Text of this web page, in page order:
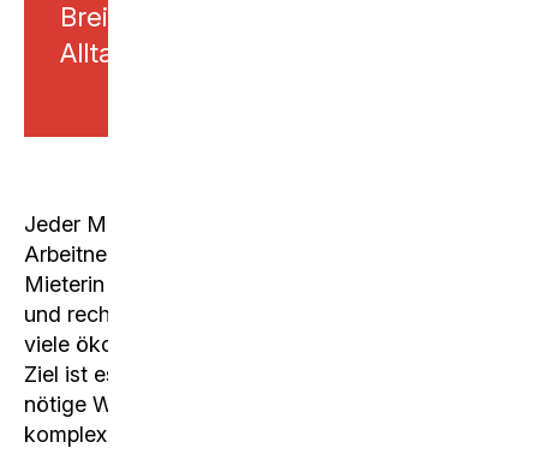
Breite und einen hohen
Alltagsbezug.
Jeder Mensch ist als Privatperson,
Arbeitnehmender, Steuerzahlerin, Eigentümer,
Mieterin oder Stimmbürger mit wirtschaftlichen
und rechtlichen Themen konfrontiert und hat
viele ökonomische Entscheide zu fällen. Unser
Ziel ist es, dass die Schülerinnen und Schüler das
nötige Wissen erwerben, um sich im immer
komplexer werdenden Umfeld zurechtzufinden.